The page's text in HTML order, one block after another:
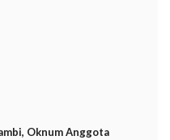
Oknum Anggota